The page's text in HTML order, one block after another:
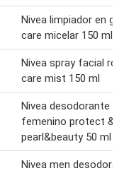
Nivea limpiador en
care micelar 150 ml
Nivea spray facial
care mist 150 ml
Nivea desodorante
femenino protect &
pearl&beauty 50 ml
Nivea men